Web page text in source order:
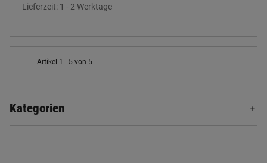
Lieferzeit: 1 - 2 Werktage
Artikel 1 - 5 von 5
Kategorien